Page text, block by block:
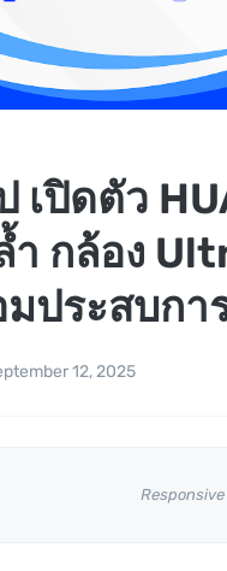
เปิดตัว
กล้อง
มประสบก
12, 2025